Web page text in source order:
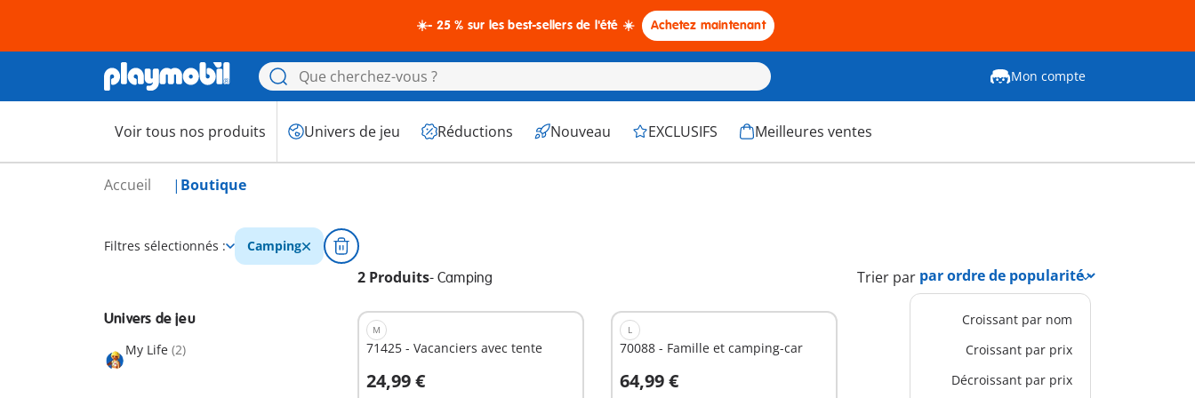
☀️- 25 % sur les best-sellers de l'été ☀️ Achetez maintenant
Mon compte
Voir tous nos produits Univers de jeu Réductions Nouveau EXCLUSIFS Meilleures ventes
Accueil Boutique
Filtres sélectionnés : Camping
2 Produits- Camping Trier par
Croissant par nom
Croissant par prix
Décroissant par prix
Univers de jeu
My Life (2)
M
71425 - Vacanciers avec tente
24,99 €
Au panier
L
70088 - Famille et camping-car
64,99 €